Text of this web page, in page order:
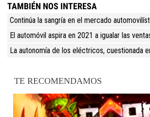
TAMBIÉN NOS INTERESA
Continúa la sangría en el mercado
El automóvil aspira en 2021 a igualar las
La autonomía de los eléctricos, cuestionada
TE RECOMENDAMOS